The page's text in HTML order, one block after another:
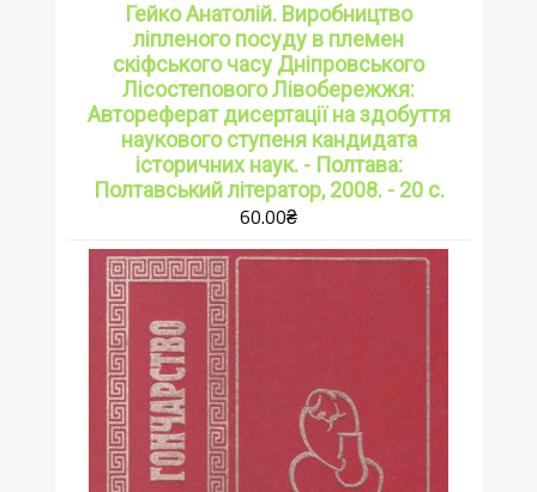
Гейко Анатолій. Виробництво
ліпленого посуду в племен
скіфського часу Дніпровського
Лісостепового Лівобережжя:
Автореферат дисертації на здобуття
наукового ступеня кандидата
історичних наук. - Полтава:
Полтавський літератор, 2008. - 20 с.
60.00₴